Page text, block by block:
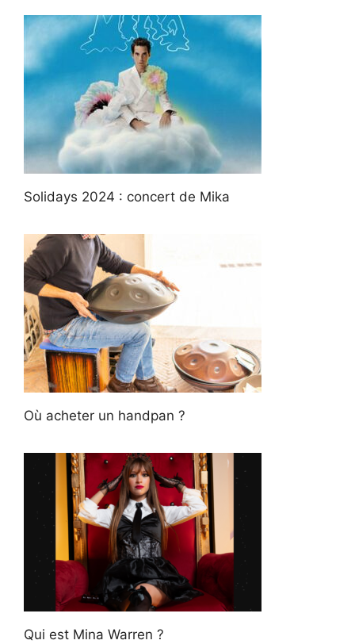
Solidays 2024 : concert de Mika
Où acheter un handpan ?
Qui est Mina Warren ?